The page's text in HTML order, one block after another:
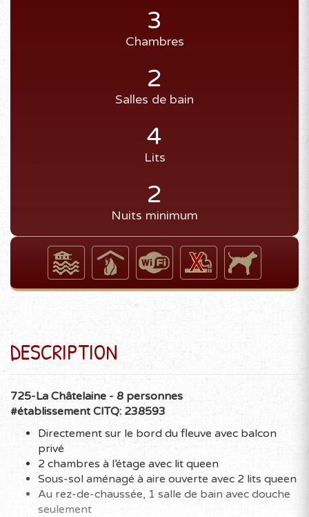
3
Chambres
2
Salles de bain
4
Lits
2
Nuits minimum
DESCRIPTION
725-La Châtelaine - 8 personnes
#établissement CITQ: 238593
Directement sur le bord du fleuve avec balcon
privé
2 chambres à l’étage avec lit queen
Sous-sol aménagé à aire ouverte avec 2 lits queen
Au rez-de-chaussée, 1 salle de bain avec douche
seulement